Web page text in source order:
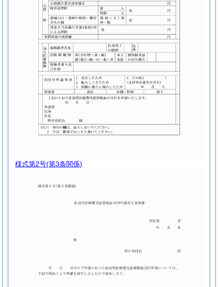
様式第2号(第3条関係)